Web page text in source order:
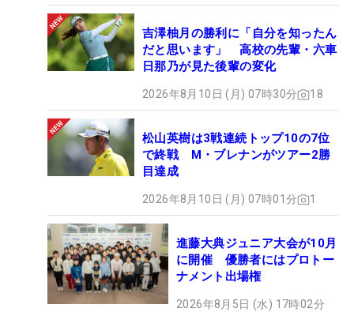
吉澤柚月の勝利に「自分を知ったん
だと思います」 高校の先輩・六車
日那乃が見た後輩の変化
2026年8月10日 (月) 07時30分 18
松山英樹は3戦連続トップ10の7位
で終戦 M・ブレナンがツアー2勝
目達成
2026年8月10日 (月) 07時01分 1
進藤大典ジュニア大会が10月
に開催 優勝者にはプロトー
ナメント出場権
2026年8月5日 (水) 17時02分